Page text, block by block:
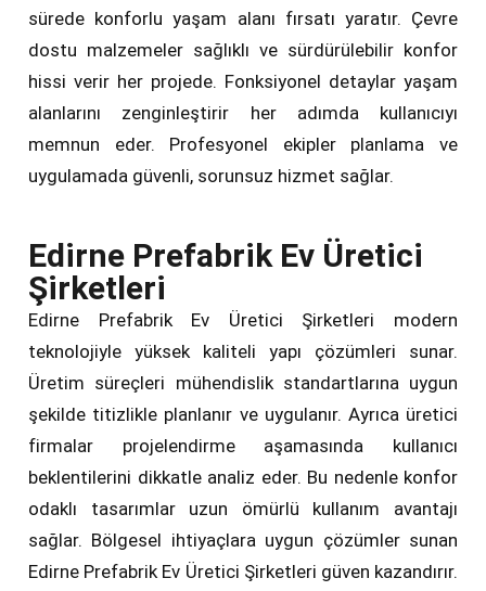
sürede konforlu yaşam alanı fırsatı yaratır. Çevre
dostu malzemeler sağlıklı ve sürdürülebilir konfor
hissi verir her projede. Fonksiyonel detaylar yaşam
alanlarını zenginleştirir her adımda kullanıcıyı
memnun eder. Profesyonel ekipler planlama ve
uygulamada güvenli, sorunsuz hizmet sağlar.
Edirne Prefabrik Ev Üretici
Şirketleri
Edirne Prefabrik Ev Üretici Şirketleri modern
teknolojiyle yüksek kaliteli yapı çözümleri sunar.
Üretim süreçleri mühendislik standartlarına uygun
şekilde titizlikle planlanır ve uygulanır. Ayrıca üretici
firmalar projelendirme aşamasında kullanıcı
beklentilerini dikkatle analiz eder. Bu nedenle konfor
odaklı tasarımlar uzun ömürlü kullanım avantajı
sağlar. Bölgesel ihtiyaçlara uygun çözümler sunan
Edirne Prefabrik Ev Üretici Şirketleri güven kazandırır.